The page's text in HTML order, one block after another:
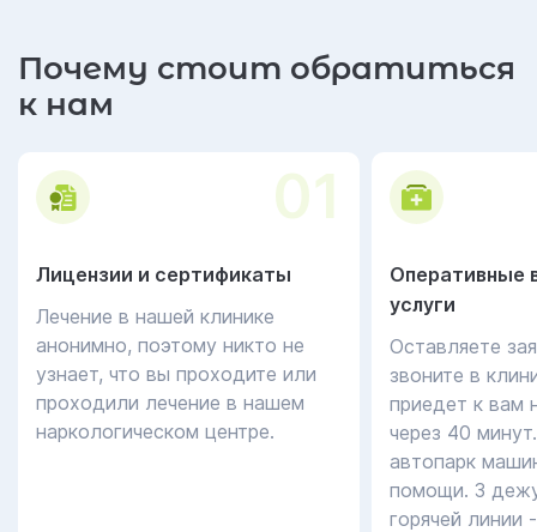
Почему стоит обратиться
к нам
01
Лицензии и сертификаты
Лечение в нашей клинике
анонимно, поэтому никто не
узнает, что вы проходите или
проходили лечение в нашем
наркологическом центре.
Оперативные
услуги
Оставляете
звоните в
приедет к вам
через 40
автопарк
помощи. 3
горячей линии